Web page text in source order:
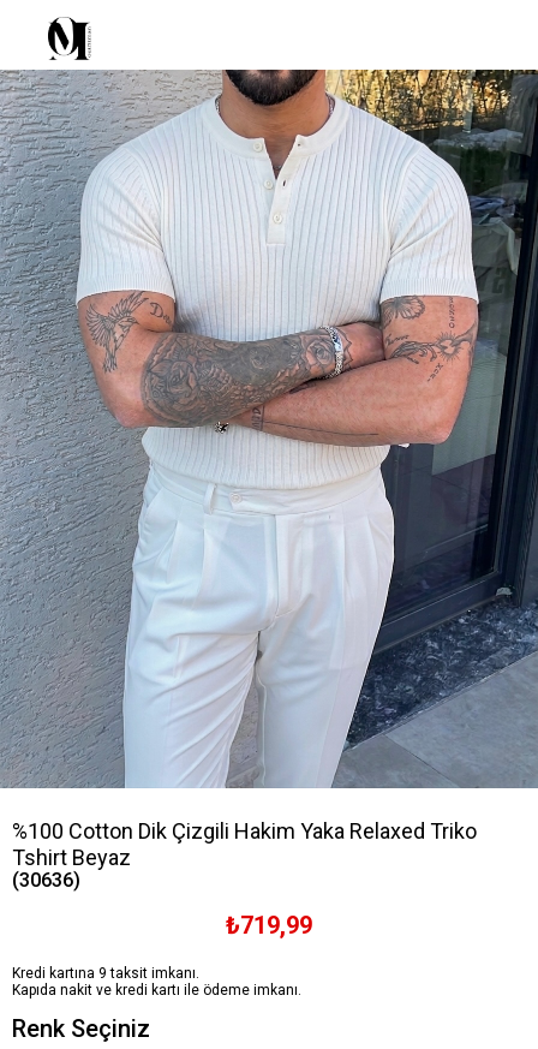
%100 Cotton Dik Çizgili Hakim Yaka Relaxed Triko
Tshirt Beyaz
(30636)
₺719,99
Kredi kartına 9 taksit imkanı.
Kapıda nakit ve kredi kartı ile ödeme imkanı.
Renk Seçiniz